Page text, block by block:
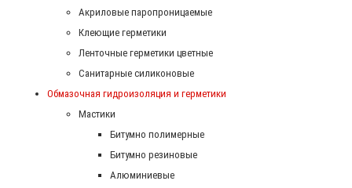
Акриловые паропроницаемые
Клеющие герметики
Ленточные герметики цветные
Санитарные силиконовые
Обмазочная гидроизоляция и герметики
Мастики
Битумно полимерные
Битумно резиновые
Алюминиевые